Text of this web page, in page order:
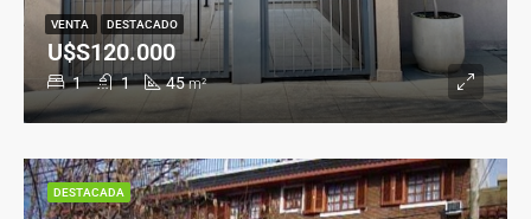
1 1 45 m²
U$S120.000
VENTA DESTACADO
DESTACADA